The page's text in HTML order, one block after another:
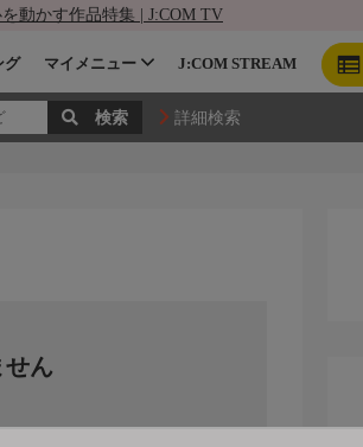
動かす作品特集 | J:COM TV
グ マイメニュー J:COM STREAM
詳細検索
ん